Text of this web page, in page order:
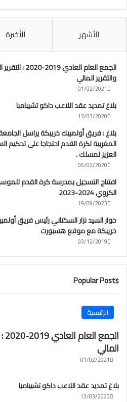
الأشهر الأخيرة
الجمع العام العادي
والتقرير المالي
01/02/2021
بلاغ تمديد عقد اللاعب داكو تشيبامبا
13/03/2020
بلاغ : فريق أولمبيك خريبكة يراسل
المغربية لكرة القدم احتجاجا على تحكيم
العزيز لمسلك .
06/02/2020
افتتاح التسجيل بمدرسة كرة القدم
الكروي 2024-2023
19/09/2023
حوار السيد نزار السكتاني رئيس فريق
خريبكة مع موقع هسبورت
03/12/2019
Popular Posts
الرئيسية
المالي
01/02/2021
بلاغ تمديد عقد اللاعب داكو تشيبامبا
13/03/2020